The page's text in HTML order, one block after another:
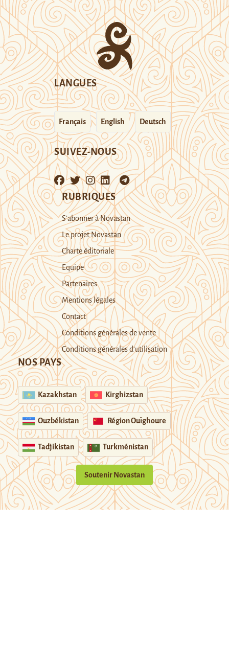
LANGUES
Français English Deutsch
SUIVEZ-NOUS
RUBRIQUES
S’abonner à Novastan
Le projet Novastan
Charte éditoriale
Equipe
Partenaires
Mentions légales
Contact
Conditions générales de vente
Conditions générales d’utilisation
NOS PAYS
Kazakhstan Kirghizstan
Ouzbékistan Région Ouïghoure
Tadjikistan Turkménistan
Soutenir Novastan